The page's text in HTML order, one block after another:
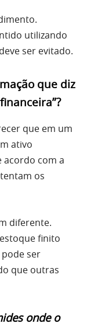
utilizando
ser evitado.
que diz
que em um
ativo
acordo com a
os
diferente.
finito
ser
que outras
onde o